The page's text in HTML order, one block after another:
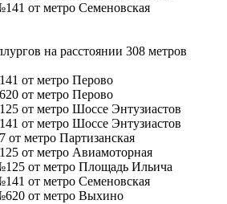
от метро Семеновская
на расстоянии 308 метров
от метро Перово
от метро Перово
от метро Шоссе Энтузиастов
от метро Шоссе Энтузиастов
от метро Партизанская
от метро Авиамоторная
от метро Площадь Ильича
от метро Семеновская
от метро Выхино